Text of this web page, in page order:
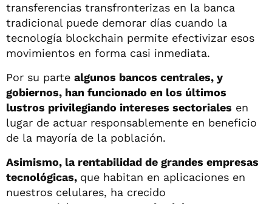
transferencias transfronterizas en la banca
tradicional puede demorar días cuando la
tecnología blockchain permite efectivizar esos
movimientos en forma casi inmediata.
Por su parte algunos bancos centrales, y
gobiernos, han funcionado en los últimos
lustros privilegiando intereses sectoriales en
lugar de actuar responsablemente en beneficio
de la mayoría de la población.
Asimismo, la rentabilidad de grandes empresas
tecnológicas, que habitan en aplicaciones en
nuestros celulares, ha crecido